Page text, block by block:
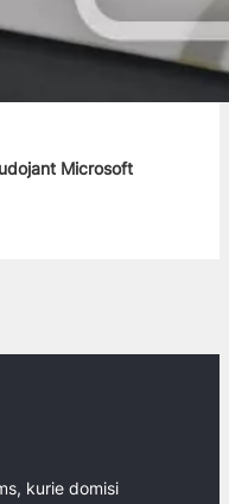
Microsoft
kurie domisi